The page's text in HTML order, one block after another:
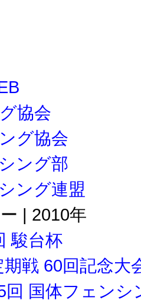
協会
グ協会
ング部
ング連盟
| 2010年
駿台杯
戦 60回記念大
回 国体フェンシ